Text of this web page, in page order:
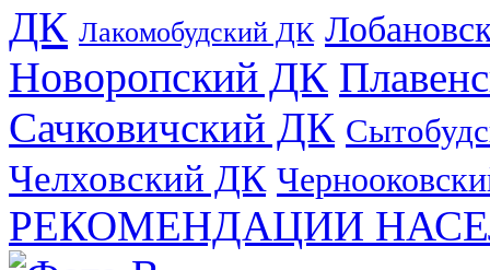
ДК Лакомобудский ДК
Новоропский ДК
Сачковичский ДК
Челховский ДК
РЕКОМЕНДАЦИИ